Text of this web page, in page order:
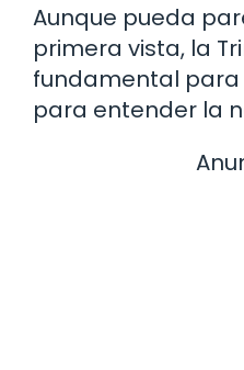
Aunque pueda
primera vista, la
fundamental para
para entender la